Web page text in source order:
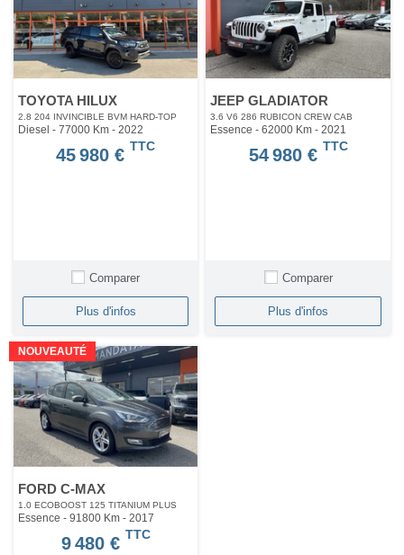
TOYOTA HILUX
2.8 204 INVINCIBLE BVM HARD-TOP
Diesel - 77000 Km - 2022
45 980 € TTC
Comparer
Plus d'infos
JEEP GLADIATOR
3.6 V6 286 RUBICON CREW CAB
Essence - 62000 Km- 2021
54 980 € TTC
Comparer
Plus d'infos
NOUVEAUTÉ
FORD C-MAX
1.0 ECOBOOST 125 TITANIUM PLUS
Essence - 91800 Km - 2017
9 480 € TTC